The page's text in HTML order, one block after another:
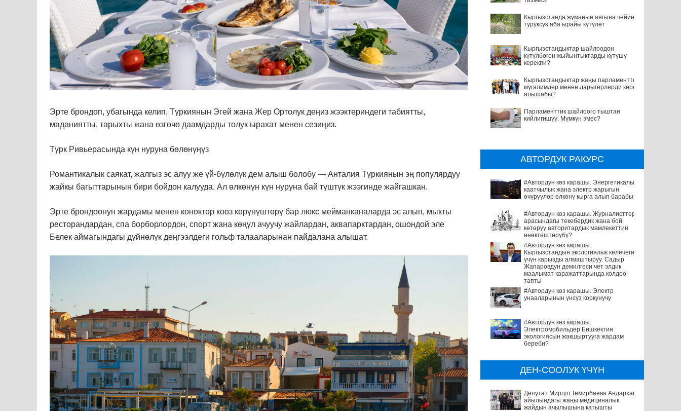
Эрте брондоп, убагында келип, Түркиянын Эгей жана Жер Ортолук деңиз жээктериндеги табиятты,
маданиятты, тарыхты жана өзгөчө даамдарды толук ырахат менен сезиңиз.
Түрк Ривьерасында күн нуруна бөлөнүңүз
Романтикалык саякат, жалгыз эс алуу же үй-бүлөлүк дем алыш болобу — Анталия Түркиянын эң популярдуу
жайкы багыттарынын бири бойдон калууда. Ал өлкөнүн күн нуруна бай түштүк жээгинде жайгашкан.
Эрте брондоонун жардамы менен коноктор кооз көрүнүштөрү бар люкс мейманканаларда эс алып, мыкты
ресторандардан, спа борборлордон, спорт жана көңүл ачуучу жайлардан, аквапарктардан, ошондой эле
Белек аймагындагы дүйнөлүк деңгээлдеги гольф талааларынан пайдалана алышат.
Кыргызстанда жуманын аягына чейин
туруксуз аба ырайы күтүлөт
Кыргызстандыктар шайлоодон
күтүлбөгөн жыйынтыктарды күтүшү
керекпи?
Кыргызстандыктар жаңы парламентте
мугалимдер менен дарыгерлерди көрө
алышабы?
Парламенттик шайлоого тыштан
кийлигишүү. Мүмкүн эмес?
АВТОРДУК РАКУРС
#Автордун көз карашы. Энергетикалык
каатчылык жана электр жарыгын
өчүрүүлөр өлкөнү кырга алып барабы?
#Автордун көз карашы. Журналисттер
арасындагы текебердик жана бой
көтөрүү авторитардык мамлекеттин
өнөктөштөрүбү?
#Автордун көз карашы.
Кыргызстандын экологиялык келечеги
үчүн карызды алмаштыруу. Садыр
Жапаровдун демилгеси чет элдик
маалымат каражаттарында колдоо
тапты
#Автордун көз карашы. Электр
унааларынын үнсүз коркунучу
#Автордун көз карашы.
Электромобильдер Бишкектин
экологиясын жакшыртууга жардам
береби?
ДЕН-СООЛУК ҮЧҮН
Депутат Миргүл Темирбаева Андархам
айылындагы жаңы медициналык
жайдын ачылышына катышты